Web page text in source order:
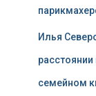
Илья
семейном